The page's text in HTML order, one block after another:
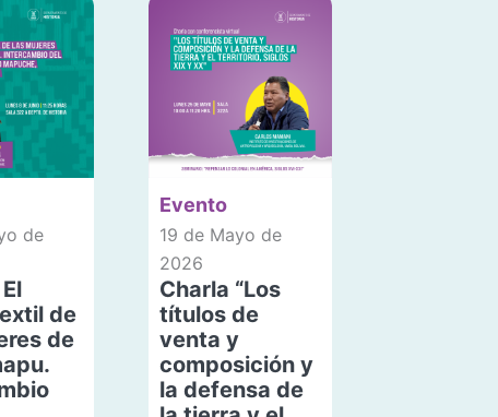
de
de
de
Evento
19 de Mayo de
2026
Charla “Los
títulos de
venta y
composición y
la defensa de